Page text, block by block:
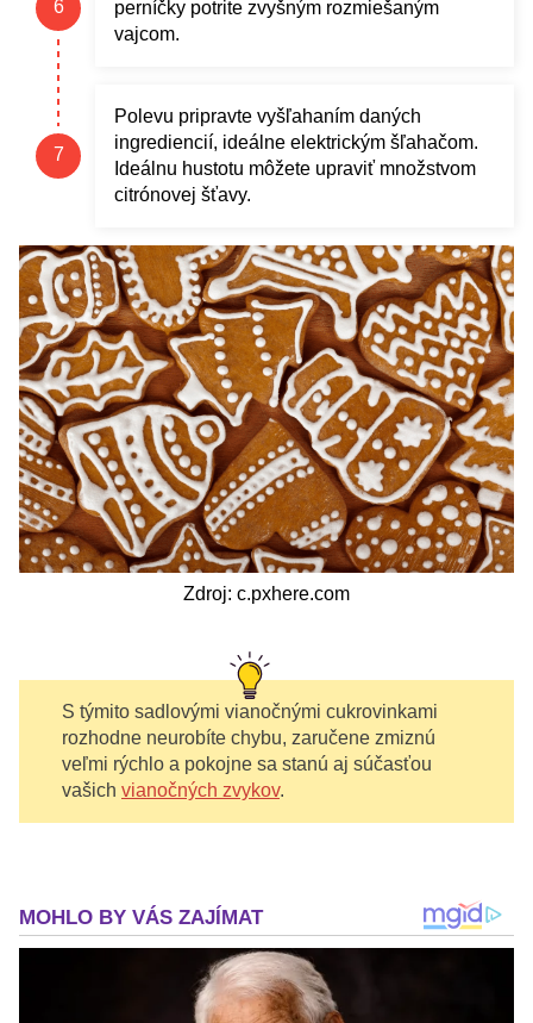
perníčky potrite zvyšným rozmiešaným
vajcom.
Polevu pripravte vyšľahaním daných
ingrediencií, ideálne elektrickým šľahačom.
Ideálnu hustotu môžete upraviť množstvom
citrónovej šťavy.
Zdroj: c.pxhere.com
S týmito sadlovými vianočnými cukrovinkami
rozhodne neurobíte chybu, zaručene zmiznú
veľmi rýchlo a pokojne sa stanú aj súčasťou
vašich vianočných zvykov.